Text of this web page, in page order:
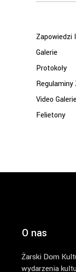
Zapowiedzi
Galerie
Protokoły
Regulaminy
Video Galerie
Felietony
O nas
Żarski Dom
wydarzenia